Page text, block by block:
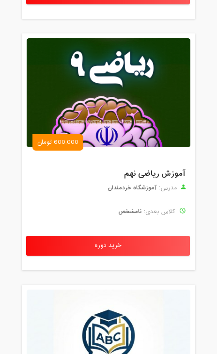
600,000 تومان
آموزش ریاضی نهم
مدرس: آموزشگاه خردمندان
کلاس بعدی: نامشخص
خرید دوره